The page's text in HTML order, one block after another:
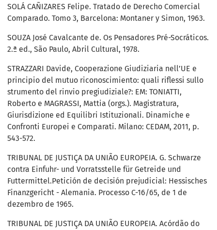
SOLÁ CAÑIZARES Felipe. Tratado de Derecho Comercial
Comparado. Tomo 3, Barcelona: Montaner y Simon, 1963.
SOUZA José Cavalcante de. Os Pensadores Pré-Socráticos.
2.ª ed., São Paulo, Abril Cultural, 1978.
STRAZZARI Davide, Cooperazione Giudiziaria nell’UE e
principio del mutuo riconoscimiento: quali riflessi sullo
strumento del rinvio pregiudiziale?: EM: TONIATTI,
Roberto e MAGRASSI, Mattia (orgs.). Magistratura,
Giurisdizione ed Equilibri Istituzionali. Dinamiche e
Confronti Europei e Comparati. Milano: CEDAM, 2011, p.
543-572.
TRIBUNAL DE JUSTIÇA DA UNIÃO EUROPEIA. G. Schwarze
contra Einfuhr- und Vorratsstelle für Getreide und
Futtermittel.Petición de decisión prejudicial: Hessisches
Finanzgericht - Alemania. Processo C-16/65, de 1 de
dezembro de 1965.
TRIBUNAL DE JUSTIÇA DA UNIÃO EUROPEIA. Acórdão do